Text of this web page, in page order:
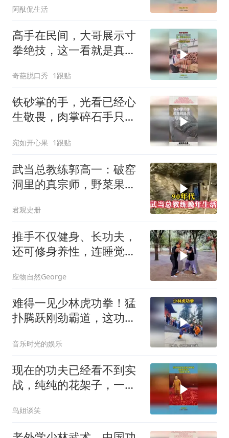
阿酞侃生活
高手在民间，大哥展示寸
拳绝技，这一看就是真功
奇葩脱口秀 1跟贴
铁砂掌的手，光看已经心
生敬畏，肉掌碎石手只轻
宛如开心果 1跟贴
武当总教练郭高一：破窑
洞里的真宗师，野菜果子
君观史册
推手不仅健身、长功夫，
还可修身养性，连睡觉都
应物自然George
难得一见少林虎功拳！猛
扑腾跃刚劲霸道，这功夫
音乐时光的娱乐
现在的功夫已经看不到实
战，纯纯的花架子，一打
鸟姐谈笑